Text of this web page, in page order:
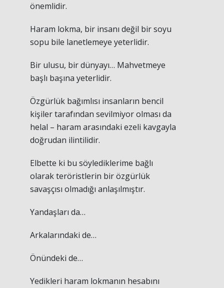
önemlidir.
Haram lokma, bir insanı değil bir soyu
sopu bile lanetlemeye yeterlidir.
Bir ulusu, bir dünyayı… Mahvetmeye
başlı başına yeterlidir.
Özgürlük bağımlısı insanların bencil
kişiler tarafından sevilmiyor olması da
helal – haram arasındaki ezeli kavgayla
doğrudan ilintilidir.
Elbette ki bu söylediklerime bağlı
olarak teröristlerin bir özgürlük
savaşçısı olmadığı anlaşılmıştır.
Yandaşları da…
Arkalarındaki de…
Önündeki de…
Yedikleri haram lokmanın hesabını